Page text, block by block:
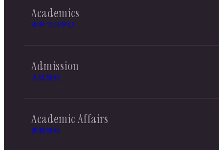
Academics
本学での学び
Admission
入試情報
Academic Affairs
教務情報